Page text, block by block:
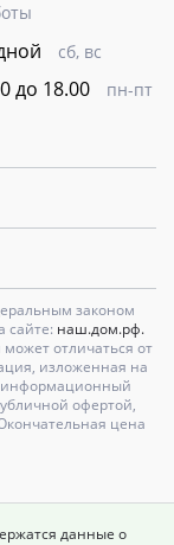
сб, вс
до 18.00 пн-пт
законом
сайте: наш.дом.рф.
отличаться от
изложенная на
информационный
офертой,
цена
данные о